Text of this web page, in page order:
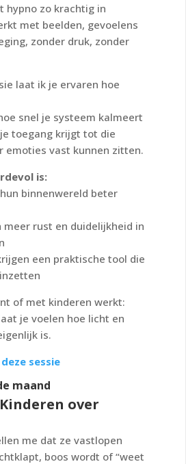
hypno zo krachtig in
met beelden, gevoelens
zonder druk, zonder
laat ik je ervaren hoe
snel je systeem kalmeert
toegang krijgt tot die
emoties vast kunnen zitten.
is:
binnenwereld beter
rust en duidelijkheid in
een praktische tool die
of met kinderen werkt:
je voelen hoe licht en
is.
sessie
maand
over
me dat ze vastlopen
boos wordt of “weet